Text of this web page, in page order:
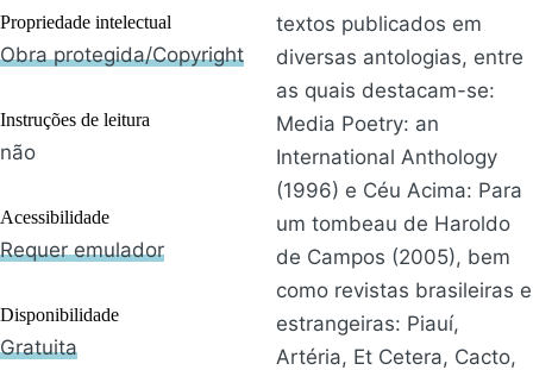
Propriedade intelectual
Obra protegida/Copyright
Instruções de leitura
não
Acessibilidade
Requer emulador
Disponibilidade
Gratuita
textos publicados em
diversas antologias, entre
as quais destacam-se:
Media Poetry: an
International Anthology
(1996) e Céu Acima: Para
um tombeau de Haroldo
de Campos (2005), bem
como revistas brasileiras e
estrangeiras: Piauí,
Artéria, Et Cetera, Cacto,